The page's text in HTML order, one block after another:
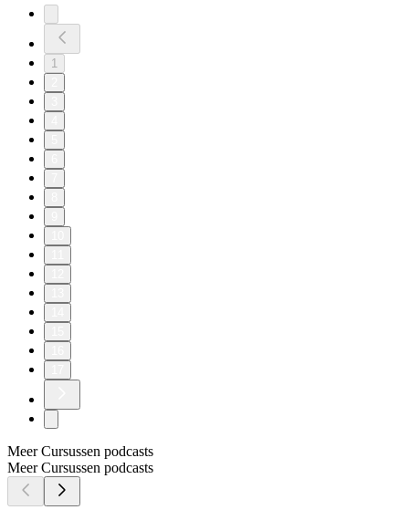
1
Meer Cursussen podcasts
Meer Cursussen podcasts